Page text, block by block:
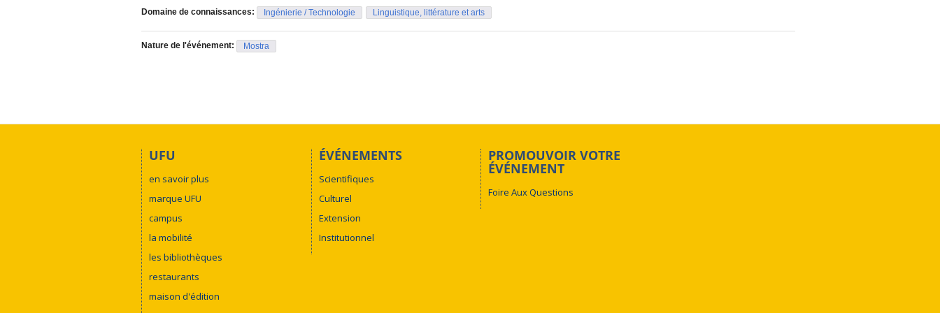
Domaine de connaissances: Ingénierie / Technologie Linguistique, littérature et arts
Nature de l'événement: Mostra
UFU
en savoir plus
marque UFU
campus
la mobilité
les bibliothèques
restaurants
maison d'édition
ÉVÉNEMENTS
Scientifiques
Culturel
Extension
Institutionnel
PROMOUVOIR VOTRE
ÉVÉNEMENT
Foire Aux Questions